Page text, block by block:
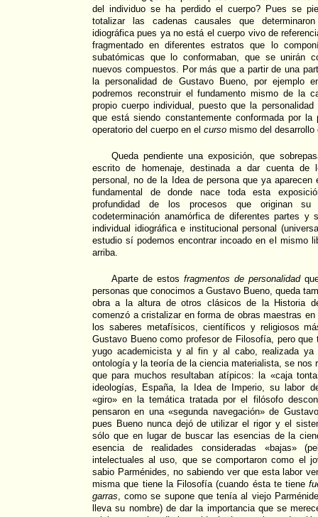
del individuo se ha perdido el cuerpo? Pues se
totalizar las cadenas causales que
idiográfica pues ya no está el cuerpo vivo de
fragmentado en diferentes estratos que lo
subatómicas que lo conformaban, que se unirán
nuevos compuestos. Por más que a partir de una
la personalidad de Gustavo Bueno, por ejemplo
podremos reconstruir el fundamento mismo de la
propio cuerpo individual, puesto que la
que está siendo constantemente conformada por
operatorio del cuerpo en el curso mismo del desarrollo
Queda pendiente una exposición, que
escrito de homenaje, destinada a dar cuenta de
personal, no de la Idea de persona que ya aparecen
fundamental de donde nace toda esta
profundidad de los procesos que originan
codeterminación anamórfica de diferentes partes y
individual idiográfica e institucional personal
estudio sí podemos encontrar incoado en el mismo
arriba.
Aparte de estosfragmentos de personalidad
personas que conocimos a Gustavo Bueno, queda
obra a la altura de otros clásicos de la Historia
comenzó a cristalizar en forma de obras maestras
los saberes metafísicos, científicos y religiosos
Gustavo Bueno como profesor de Filosofía, pero que
yugo academicista y al fin y al cabo, realizada ya
ontología y la teoría de la ciencia materialista, se nos
que para muchos resultaban atípicos: la «caja
ideologías, España, la Idea de Imperio, su labor
«giro» en la temática tratada por el filósofo
pensaron en una «segunda navegación» de
pues Bueno nunca dejó de utilizar el rigor y el
sólo que en lugar de buscar las esencias de la
esencia de realidades consideradas «bajas»
intelectuales al uso, que se comportaron como el
sabio Parménides, no sabiendo ver que esta labor
misma que tiene la Filosofía (cuando ésta te tiene
garras , como se supone que tenía al viejo
lleva su nombre) de dar la importancia que se